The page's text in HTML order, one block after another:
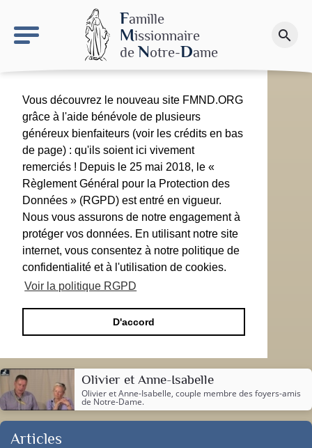
Famille
Missionnaire
de Notre-Dame
search
Faire un don
Vous découvrez le nouveau site FMND.ORG
grâce à l'aide bénévole de plusieurs
généreux bienfaiteurs (voir les crédits en bas
de page) : qu'ils soient ici vivement
remerciés ! Depuis le 25 mai 2018, le «
Règlement Général pour la Protection des
Données » (RGPD) est entré en vigueur.
Nous vous assurons de notre engagement à
protéger vos données. En utilisant notre site
internet, vous consentez à notre politique de
confidentialité et à l'utilisation de cookies.
Voir la politique RGPD
D'accord
Olivier et Anne-Isabelle
Olivier et Anne-Isabelle, couple membre des foyers-amis
de Notre-Dame.
Articles